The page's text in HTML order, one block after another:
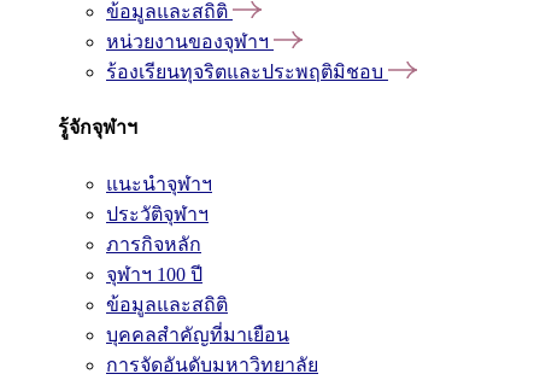
ข้อมูลและสถิติ
หน่วยงานของจุฬาฯ
ร้องเรียนทุจริตและประพฤติมิชอบ
รู้จักจุฬาฯ
แนะนำจุฬาฯ
ประวัติจุฬาฯ
ภารกิจหลัก
จุฬาฯ 100 ปี
ข้อมูลและสถิติ
บุคคลสำคัญที่มาเยือน
การจัดอันดับมหาวิทยาลัย